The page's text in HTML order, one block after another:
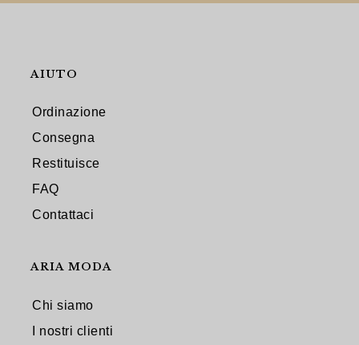
AIUTO
Ordinazione
Consegna
Restituisce
FAQ
Contattaci
ARIA MODA
Chi siamo
I nostri clienti